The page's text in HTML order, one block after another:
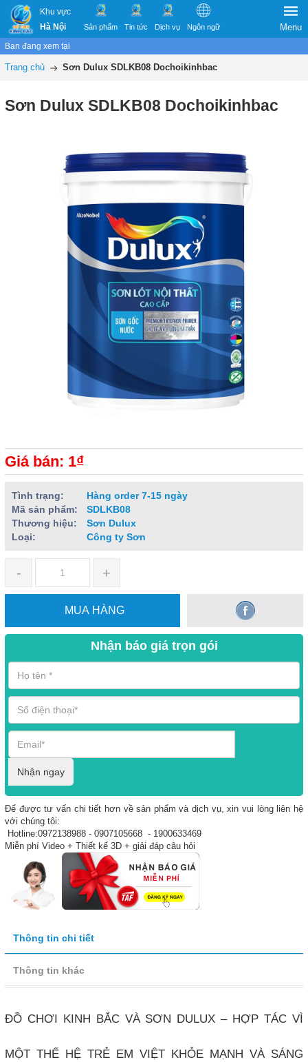
Khu vực
Hà Nội
Sản phẩm Tin tức Dịch vụ Ngôn ngữ Menu
Bạn đang xem tại
Trang chủ Sơn Dulux SDLKB08 Dochoikinhbac
Sơn Dulux SDLKB08 Dochoikinhbac
Giá bán: 1₫
Tình trạng:
Hàng order 7-15 ngày
Mã sản phẩm:
SDLKB08
Thương hiệu:
Sơn Dulux
Loại:
Công ty Sơn
- +
MUA HÀNG
Nhận báo giá trọn gói
Nhận ngay
Để được tư vấn chi tiết hơn về sản phẩm và dịch vụ, xin vui lòng liên hệ
với chúng tôi:
Hotline:0972138988 - 0907105668 - 1900633469
Miễn phí Video + Thiết kế 3D + giải đáp câu hỏi
Thông tin chi tiết
Thông tin khác
ĐỒ CHƠI KINH BẮC VÀ SƠN DULUX – HỢP TÁC VÌ
MỘT THẾ HỆ TRẺ EM VIỆT KHỎE MẠNH VÀ SÁNG